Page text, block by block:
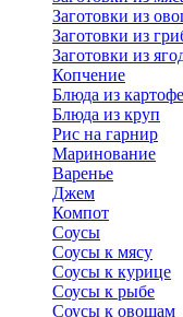
Заготовки из
Заготовки из
Заготовки из
Копчение
Блюда из
Блюда из круп
Рис на гарнир
Маринование
Варенье
Джем
Компот
Соусы
Соусы к мясу
Соусы к курице
Соусы к рыбе
Соусы к овощам